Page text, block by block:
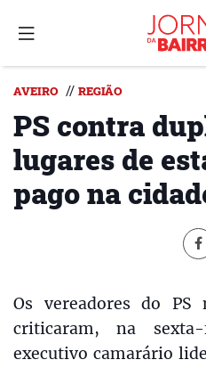
AVEIRO // REGIÃO
PS contra
lugares de
pago na
Os vereadores do PS
criticaram, na
executivo camarário